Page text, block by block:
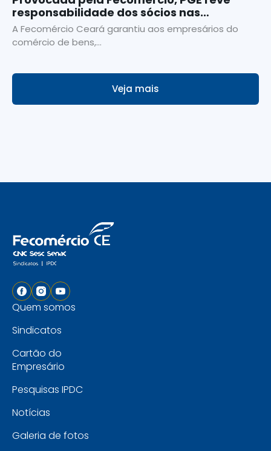
responsabilidade dos sócios nas
execuções fiscais
A Fecomércio Ceará garantiu aos empresários do
comércio de bens,...
Veja mais
Quem somos
Sindicatos
Cartão do
Empresário
Pesquisas IPDC
Notícias
Galeria de fotos